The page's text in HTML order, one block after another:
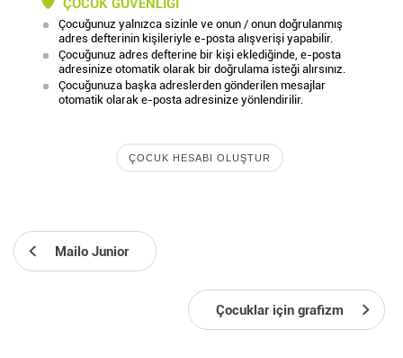
ÇOCUK GÜVENLIĞI
Çocuğunuz yalnızca sizinle ve onun / onun doğrulanmış
adres defterinin kişileriyle e-posta alışverişi yapabilir.
Çocuğunuz adres defterine bir kişi eklediğinde, e-posta
adresinize otomatik olarak bir doğrulama isteği alırsınız.
Çocuğunuza başka adreslerden gönderilen mesajlar
otomatik olarak e-posta adresinize yönlendirilir.
ÇOCUK HESABI OLUŞTUR
Mailo Junior
Çocuklar için grafizm